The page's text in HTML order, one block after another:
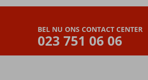
BEL NU ONS CONTACT CENTER
023 751 06 06